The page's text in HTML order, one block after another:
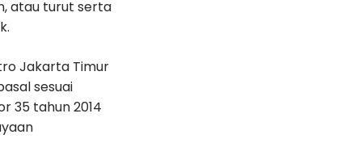
atau turut serta
Jakarta Timur
sesuai
35 tahun 2014